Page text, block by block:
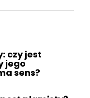
czy jest
jego
sens?